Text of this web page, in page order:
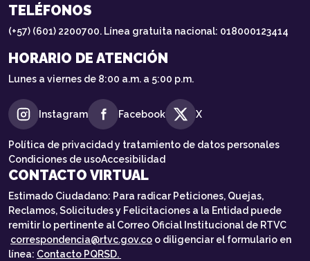
TELÉFONOS
(+57) (601) 2200700. Línea gratuita nacional: 018000123414
HORARIO DE ATENCIÓN
Lunes a viernes de 8:00 a.m. a 5:00 p.m.
Instagram Facebook X
Política de privacidad y tratamiento de datos personales
Condiciones de usoAccesibilidad
CONTACTO VIRTUAL
Estimado Ciudadano: Para radicar Peticiones, Quejas,
Reclamos, Solicitudes y Felicitaciones a la Entidad puede
remitir lo pertinente al Correo Oficial Institucional de RTVC
correspondencia@rtvc.gov.co o diligenciar el formulario en
línea: Contacto PQRSD.